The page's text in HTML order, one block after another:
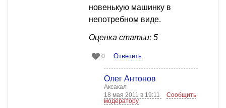
новенькую машинку в
непотребном виде.
Оценка статьи: 5
0 Ответить
Олег Антонов
Аксакал
18 мая 2011 в 19:11
Сообщить
модератору